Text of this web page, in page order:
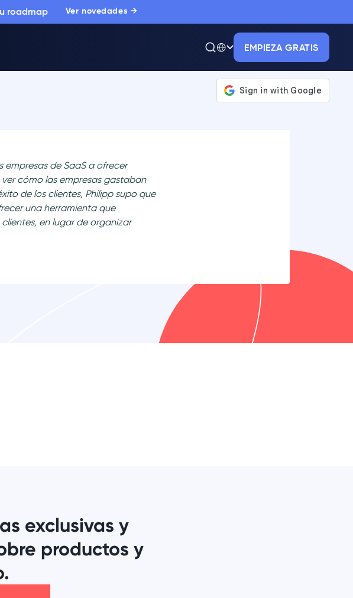
roadmap Ver novedades →
EMPIEZA GRATIS
empresas de SaaS a ofrecer
cómo las empresas gastaban
de los clientes, Philipp supo que
una herramienta que
en lugar de organizar
exclusivas y
productos y